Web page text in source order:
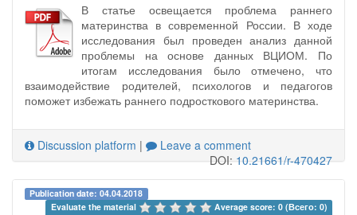
В статье освещается проблема раннего
материнства в современной России. В ходе
исследования был проведен анализ данной
проблемы на основе данных ВЦИОМ. По
итогам исследования было отмечено, что
взаимодействие родителей, психологов и педагогов
поможет избежать раннего подросткового материнства.
Discussion platform |
Leave a comment
DOI:10.21661/r-470427
Publication date: 04.04.2018
Evaluate the material
Average score: 0 (Всего: 0)